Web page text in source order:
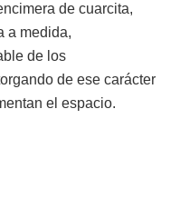
de cuarcita,
a medida,
de los
de ese carácter
el espacio.